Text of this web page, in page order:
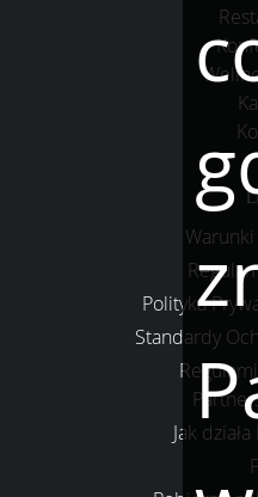
Polityka
Standardy
Jak